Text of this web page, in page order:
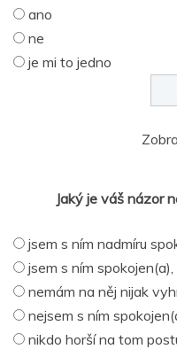
ano
ne
je mi to jedno
Jaký je váš názor
jsem s ním nadmíru
jsem s ním
nemám na něj nijak
nejsem s ním
nikdo horší na tom